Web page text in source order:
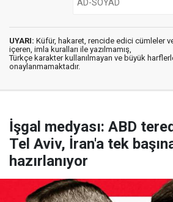
UYARI: Küfür, hakaret, rencide edici cümleler
içeren, imla kuralları ile yazılmamış,
Türkçe karakter kullanılmayan ve büyük
onaylanmamaktadır.
İşgal medyası: ABD
Tel Aviv, İran'a tek
hazırlanıyor